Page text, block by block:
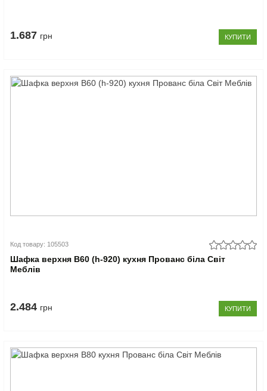
1.687 грн КУПИТИ
Код товару: 105503
Шафка верхня В60 (h-920) кухня Прованс біла Світ
Меблів
2.484 грн КУПИТИ